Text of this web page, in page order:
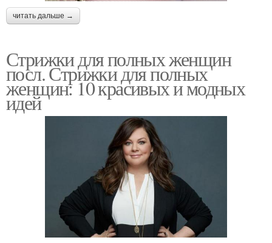
читать дальше →
Стрижки для полных женщин
посл. Стрижки для полных
женщин: 10 красивых и модных
идей